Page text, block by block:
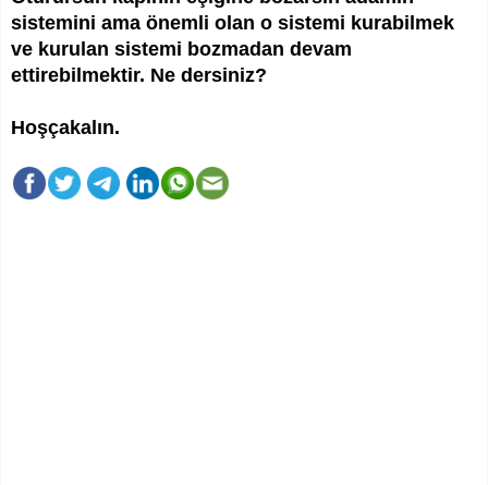
sistemini ama önemli olan o sistemi kurabilmek
ve kurulan sistemi bozmadan devam
ettirebilmektir. Ne dersiniz?
Hoşçakalın.